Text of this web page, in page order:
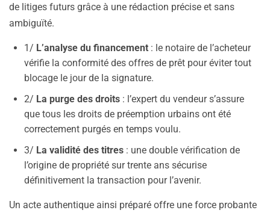
de litiges futurs grâce à une rédaction précise et sans
ambiguïté.
1/ L’analyse du financement : le notaire de l’acheteur
vérifie la conformité des offres de prêt pour éviter tout
blocage le jour de la signature.
2/ La purge des droits : l’expert du vendeur s’assure
que tous les droits de préemption urbains ont été
correctement purgés en temps voulu.
3/ La validité des titres : une double vérification de
l’origine de propriété sur trente ans sécurise
définitivement la transaction pour l’avenir.
Un acte authentique ainsi préparé offre une force probante